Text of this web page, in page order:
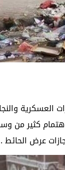
العسكرية
كثير من
عرض الحائط .